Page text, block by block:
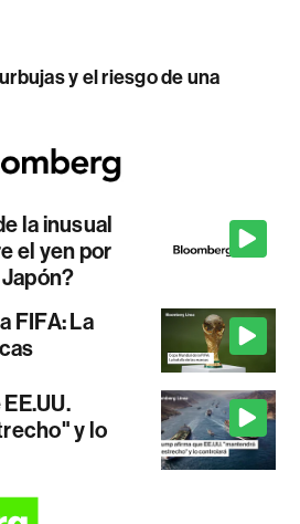
y el riesgo de una
la inusual
el yen por
Japón?
FIFA: La
y lo